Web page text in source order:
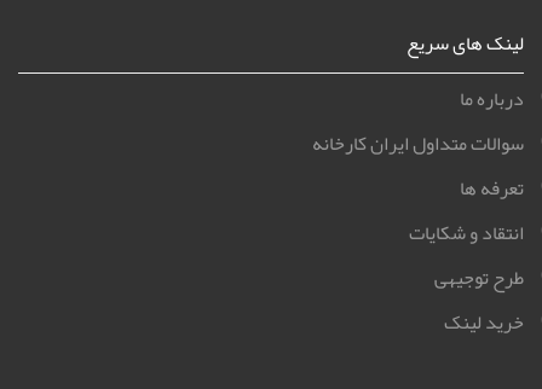
لینک های سریع
درباره ما
سوالات متداول ایران کارخانه
تعرفه ها
انتقاد و شکایات
طرح توجیهی
خرید لینک